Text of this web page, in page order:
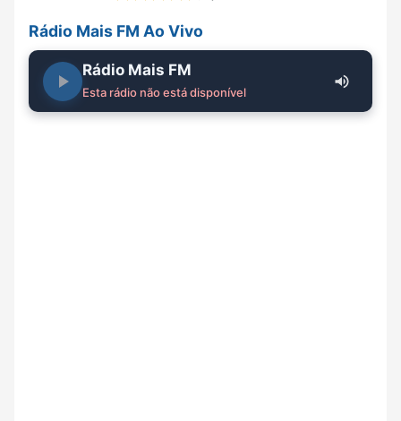
Rádio Mais FM Ao Vivo
Rádio Mais FM
Esta rádio não está disponível